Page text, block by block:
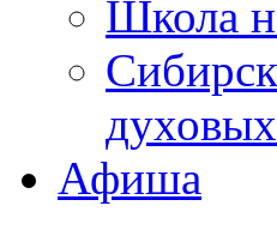
Школа
Афиша